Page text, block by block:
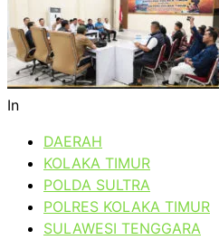
In
DAERAH
KOLAKA TIMUR
POLDA SULTRA
POLRES KOLAKA TIMUR
SULAWESI TENGGARA